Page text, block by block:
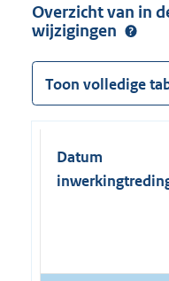
Overzicht van in
wijzigingen
Toon volledige
Datum